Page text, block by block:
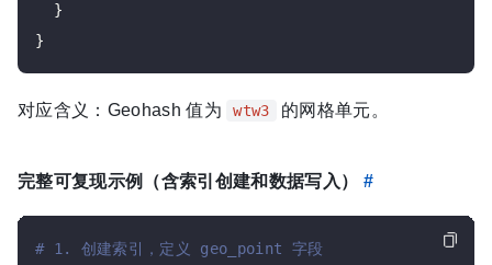
  }
对应含义：Geohash 值为 wtw3 的网格单元。
完整可复现示例（含索引创建和数据写入） #
# 1. 创建索引，定义 geo_point 字段